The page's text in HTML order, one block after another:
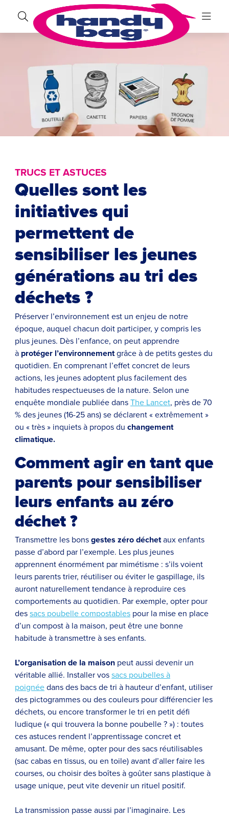
TRUCS ET ASTUCES
Quelles sont les
initiatives qui
permettent de
sensibiliser les jeunes
générations au tri des
déchets ?
Préserver l’environnement est un enjeu de notre
époque, auquel chacun doit participer, y compris les
plus jeunes. Dès l’enfance, on peut apprendre
à protéger l’environnementgrâce à de petits gestes du
quotidien. En comprenant l’effet concret de leurs
actions, les jeunes adoptent plus facilement des
habitudes respectueuses de la nature. Selon une
enquête mondiale publiée dans The Lancet, près de 70
% des jeunes (16-25 ans) se déclarent « extrêmement »
ou « très » inquiets à propos du changement
climatique.
Comment agir en tant que
parents pour sensibiliser
leurs enfants au zéro
déchet ?
Transmettre les bons gestes zéro déchetaux enfants
passe d’abord par l’exemple. Les plus jeunes
apprennent énormément par mimétisme : s’ils voient
leurs parents trier, réutiliser ou éviter le gaspillage, ils
auront naturellement tendance à reproduire ces
comportements au quotidien. Par exemple, opter pour
des sacs poubelle compostables pour la mise en place
d’un compost à la maison, peut être une bonne
habitude à transmettre à ses enfants.
L’organisation de la maison peut aussi devenir un
véritable allié. Installer vos sacs poubelles à
poignée dans des bacs de tri à hauteur d’enfant, utiliser
des pictogrammes ou des couleurs pour différencier les
déchets, ou encore transformer le tri en petit défi
ludique (« qui trouvera la bonne poubelle ? ») : toutes
ces astuces rendent l’apprentissage concret et
amusant. De même, opter pour des sacs réutilisables
(sac cabas en tissus, ou en toile) avant d’aller faire les
courses, ou choisir des boîtes à goûter sans plastique à
usage unique, peut vite devenir un rituel positif.
La transmission passe aussi par l’imaginaire. Les